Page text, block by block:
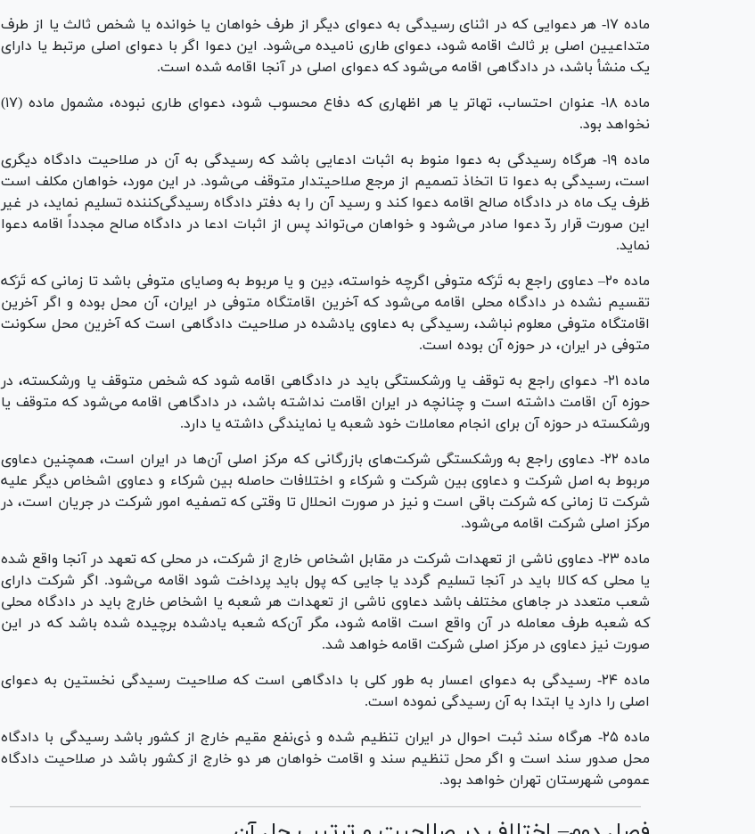
ماده ۱۷- هر دعوایی که در اثنای رسیدگی به دعوای دیگر از طرف خواهان یا خوانده یا شخص ثالث یا از طرف
متداعیین اصلی بر ثالث اقامه شود، دعوای طاری نامیده می‌شود. این دعوا اگر با دعوای اصلی مرتبط یا دارای
یک منشأ باشد، در دادگاهی اقامه می‌شود که دعوای اصلی در آنجا اقامه شده است.
ماده ۱۸- عنوان احتساب، تهاتر یا هر اظهاری که دفاع محسوب شود، دعوای طاری نبوده، مشمول ماده (۱۷)
نخواهد بود.
ماده ۱۹- هرگاه رسیدگی به دعوا منوط به اثبات ادعایی باشد که رسیدگی به آن در صلاحیت دادگاه دیگری
است، رسیدگی به دعوا تا اتخاذ تصمیم از مرجع صلاحیتدار متوقف می‌شود. در این مورد، خواهان مکلف است
ظرف یک ماه در دادگاه صالح اقامه دعوا کند و رسید آن را به دفتر دادگاه رسیدگی‌کننده تسلیم نماید، در غیر
این صورت قرار ردّ دعوا صادر می‌شود و خواهان می‌تواند پس از اثبات ادعا در دادگاه صالح مجدداً اقامه دعوا
نماید.
ماده ۲۰– دعاوی راجع به تَرَ‌که متوفی اگرچه خواسته، دِ‌ین و یا مربوط به وصایای متوفی باشد تا زمانی که تَرَ‌که
تقسیم نشده در دادگاه محلی اقامه می‌شود که آخرین اقامتگاه متوفی در ایران، آن محل بوده و اگر آخرین
اقامتگاه متوفی معلوم نباشد، رسیدگی به دعاوی یادشده در صلاحیت دادگاهی است که آخرین محل سکونت
متوفی در ایران، در حوزه آن بوده است.
ماده ۲۱- دعوای راجع به توقف یا ورشکستگی باید در دادگاهی اقامه شود که شخص متوقف یا ورشکسته، در
حوزه آن اقامت داشته است و چنانچه در ایران اقامت نداشته باشد، در دادگاهی اقامه می‌شود که متوقف یا
ورشکسته در حوزه آن برای انجام معاملات خود شعبه یا نمایندگی داشته یا دارد.
ماده ۲۲- دعاوی راجع به ورشکستگی شرکت‌های بازرگانی که مرکز اصلی آن‌ها در ایران است، همچنین دعاوی
مربوط به اصل شرکت و دعاوی بین شرکت و شرکاء و اختلافات حاصله بین شرکاء و دعاوی اشخاص دیگر علیه
شرکت تا زمانی که شرکت باقی است و نیز در صورت انحلال تا وقتی که تصفیه امور شرکت در جریان است، در
مرکز اصلی شرکت اقامه می‌شود.
ماده ۲۳- دعاوی ناشی از تعهدات شرکت در مقابل اشخاص خارج از شرکت، در محلی که تعهد در آنجا واقع شده
یا محلی که کالا باید در آنجا تسلیم گردد یا جایی که پول باید پرداخت شود اقامه می‌شود. اگر شرکت دارای
شعب متعدد در جا‌های مختلف باشد دعاوی ناشی از تعهدات هر شعبه یا اشخاص خارج باید در دادگاه محلی
که شعبه طرف معامله در آن واقع است اقامه شود، مگر آن‌که شعبه یادشده برچیده شده باشد که در این
صورت نیز دعاوی در مرکز اصلی شرکت اقامه خواهد شد.
ماده ۲۴- رسیدگی به دعوای اعسار به طور کلی با دادگاهی است که صلاحیت رسیدگی نخستین به دعوای
اصلی را دارد یا ابتدا به آن رسیدگی نموده است.
ماده ۲۵- هرگاه سند ثبت احوال در ایران تنظیم شده و ذی‌نفع مقیم خارج از کشور باشد رسیدگی با دادگاه
محل صدور سند است و اگر محل تنظیم سند و اقامت خواهان هر دو خارج از کشور باشد در صلاحیت دادگاه
عمومی شهرستان تهران خواهد بود.